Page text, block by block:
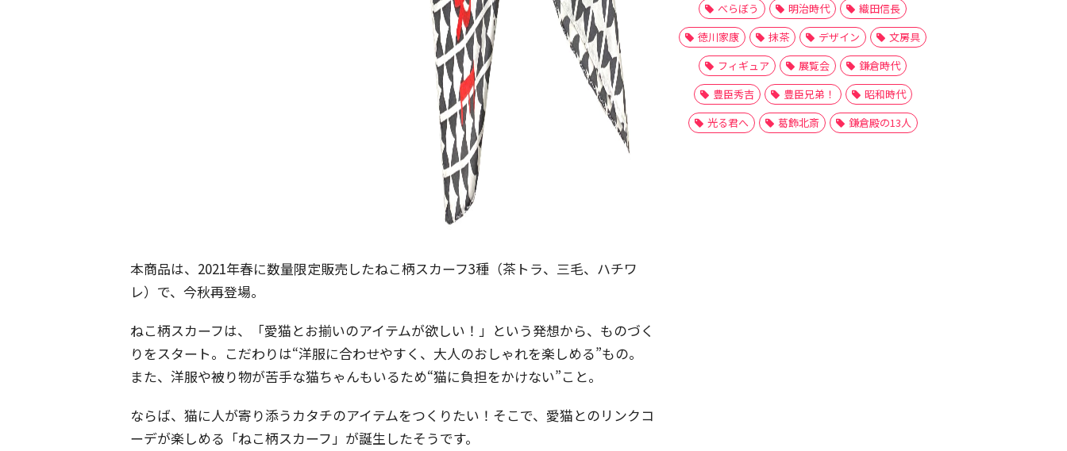
本商品は、2021年春に数量限定販売したねこ柄スカーフ3種（茶トラ、三毛、ハチワ
レ）で、今秋再登場。
ねこ柄スカーフは、「愛猫とお揃いのアイテムが欲しい！」という発想から、ものづく
りをスタート。こだわりは“洋服に合わせやすく、大人のおしゃれを楽しめる”もの。
また、洋服や被り物が苦手な猫ちゃんもいるため“猫に負担をかけない”こと。
ならば、猫に人が寄り添うカタチのアイテムをつくりたい！そこで、愛猫とのリンクコ
ーデが楽しめる「ねこ柄スカーフ」が誕生したそうです。
べらぼう
明治時代
織田信長
徳川家康
抹茶 デザイン
文房具
フィギュア
展覧会
鎌倉時代
豊臣秀吉
豊臣兄弟！
昭和時代
光る君へ
葛飾北斎 鎌倉殿の13人